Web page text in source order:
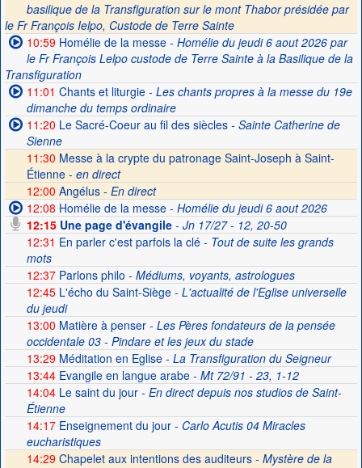
basilique de la Transfiguration sur le mont Thabor présidée par
le Fr François Ielpo, Custode de Terre Sainte
10:59Homélie de la messe- Homélie du jeudi 6 aout 2026 par
le Fr François Lelpo custode de Terre Sainte à la Basilique de la
Transfiguration
11:01 Chants et liturgie- Les chants propres à la messe du 19e
dimanche du temps ordinaire
11:20 Le Sacré-Coeur au fil des siècles- Sainte Catherine de
Sienne
11:30 Messe à la crypte du patronage Saint-Joseph à Saint-
Étienne - en direct
12:00 Angélus - En direct
12:08 Homélie de la messe- Homélie du jeudi 6 aout 2026
12:15Une page d'évangile- Jn 17/27 - 12, 20-50
12:31 En parler c'est parfois la clé- Tout de suite les grands
mots
12:37Parlons philo - Médiums, voyants, astrologues
12:45L'écho du Saint-Siège- L'actualité de l'Eglise universelle
du jeudi
13:00 Matière à penser- Les Pères fondateurs de la pensée
occidentale 03 - Pindare et les jeux du stade
13:29Méditation en Eglise- La Transfiguration du Seigneur
13:44Evangile en langue arabe- Mt 72/91 - 23, 1-12
14:04Le saint du jour- En direct depuis nos studios de Saint-
Étienne
14:17Enseignement du jour- Carlo Acutis 04 Miracles
eucharistiques
14:29 Chapelet aux intentions des auditeurs - Mystère de la